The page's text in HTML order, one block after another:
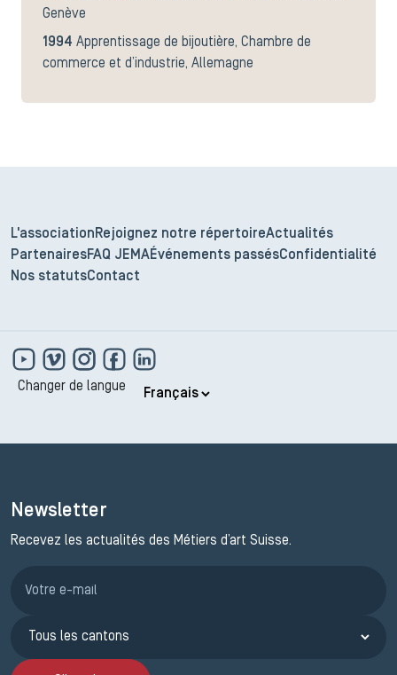
Genève
1994 Apprentissage de bijoutière, Chambre de
commerce et d’industrie, Allemagne
L'association Rejoignez notre répertoireActualités
PartenairesFAQ JEMAÉvénements passésConfidentialité
Nos statutsContact
Changer de langue
Newsletter
Recevez les actualités des Métiers d’art Suisse.